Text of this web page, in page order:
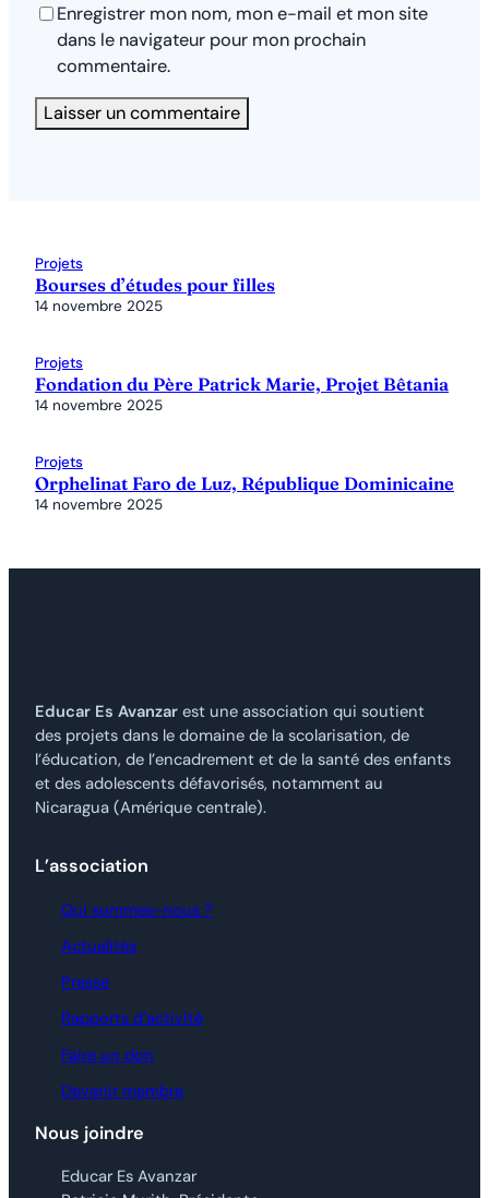
Enregistrer mon nom, mon e-mail et mon site
dans le navigateur pour mon prochain
commentaire.
Projets
Bourses d’études pour filles
14 novembre 2025
Projets
Fondation du Père Patrick Marie, Projet Bêtania
14 novembre 2025
Projets
Orphelinat Faro de Luz, République Dominicaine
14 novembre 2025
Educar Es Avanzar est une association qui soutient
des projets dans le domaine de la scolarisation, de
l’éducation, de l’encadrement et de la santé des enfants
et des adolescents défavorisés, notamment au
Nicaragua (Amérique centrale).
L’association
Qui sommes-nous ?
Actualités
Presse
Rapports d’activité
Faire un don
Devenir membre
Nous joindre
Educar Es Avanzar